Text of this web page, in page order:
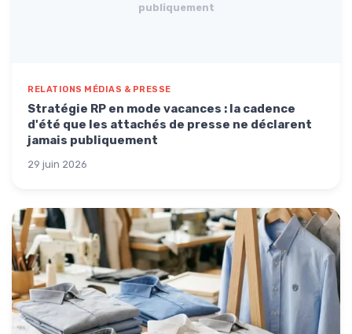
publiquement
RELATIONS MÉDIAS & PRESSE
Stratégie RP en mode vacances : la cadence
d'été que les attachés de presse ne déclarent
jamais publiquement
29 juin 2026